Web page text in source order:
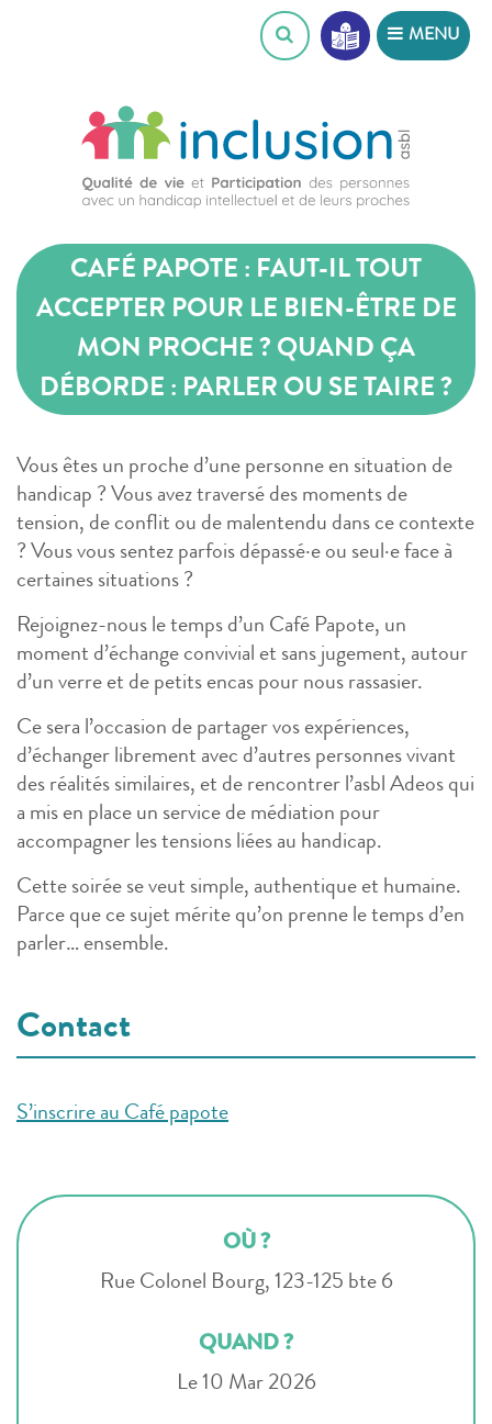
MENU
CAFÉ PAPOTE : FAUT-IL TOUT
ACCEPTER POUR LE BIEN-ÊTRE DE
MON PROCHE ? QUAND ÇA
DÉBORDE : PARLER OU SE TAIRE ?
Vous êtes un proche d’une personne en situation de
handicap ? Vous avez traversé des moments de
tension, de conflit ou de malentendu dans ce contexte
? Vous vous sentez parfois dépassé·e ou seul·e face à
certaines situations ?
Rejoignez-nous le temps d’un Café Papote, un
moment d’échange convivial et sans jugement, autour
d’un verre et de petits encas pour nous rassasier.
Ce sera l’occasion de partager vos expériences,
d’échanger librement avec d’autres personnes vivant
des réalités similaires, et de rencontrer l’asbl Adeos qui
a mis en place un service de médiation pour
accompagner les tensions liées au handicap.
Cette soirée se veut simple, authentique et humaine.
Parce que ce sujet mérite qu’on prenne le temps d’en
parler… ensemble.
Contact
S’inscrire au Café papote
OÙ ?
Rue Colonel Bourg, 123-125 bte 6
QUAND ?
Le 10 Mar 2026